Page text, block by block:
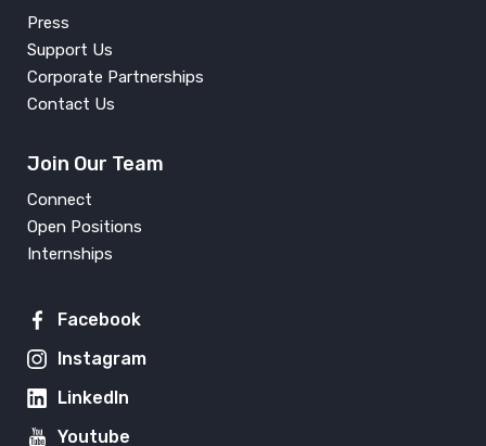
Press
Support Us
Corporate Partnerships
Contact Us
Join Our Team
Connect
Open Positions
Internships
Facebook
Instagram
LinkedIn
Youtube